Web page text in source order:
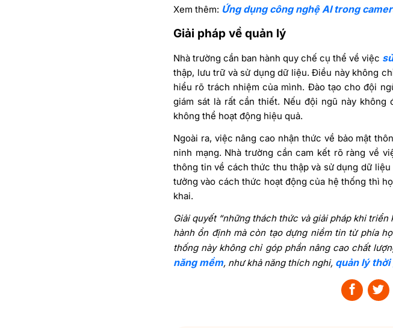
Xem thêm: Ứng dụng công nghệ AI trong
Giải pháp về quản lý
Nhà trường cần ban hành quy chế cụ thể về việc
thập, lưu trữ và sử dụng dữ liệu. Điều này không
hiểu rõ trách nhiệm của mình. Đào tạo cho đội
giám sát là rất cần thiết. Nếu đội ngũ này
không thể hoạt động hiệu quả.
Ngoài ra, việc nâng cao nhận thức về bảo mật
ninh mạng. Nhà trường cần cam kết rõ ràng về
thông tin về cách thức thu thập và sử dụng dữ
tưởng vào cách thức hoạt động của hệ thống thì
khai.
Giải quyết “những thách thức và giải pháp khi
hành ổn định mà còn tạo dựng niềm tin từ phía
thống này không chỉ góp phần nâng cao chất
năng mềm, như khả năng thích nghi, quản lý thời